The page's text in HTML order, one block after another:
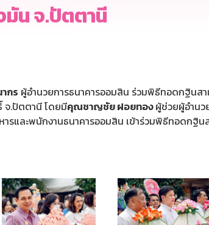
น จ.ปัตตานี
กร ผู้อำนวยการธนาคารออมสิน ร่วมพิธีทอดกฐินส
จ.ปัตตานี โดยมีคุณชาญชัย ฝอยทองผู้ช่วยผู้อำนว
รและพนักงานธนาคารออมสิน เข้าร่วมพิธีทอดกฐิน